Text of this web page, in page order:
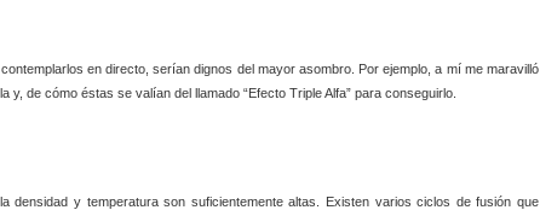
en directo, serían dignos del mayor asombro. Por ejemplo, a mí me maravilló
de cómo éstas se valían del llamado “Efecto Triple Alfa” para conseguirlo.
densidad y temperatura son suficientemente altas. Existen varios ciclos de fusión que